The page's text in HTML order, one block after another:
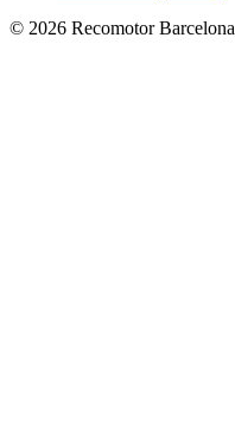
© 2026 RecomotorBarcelona